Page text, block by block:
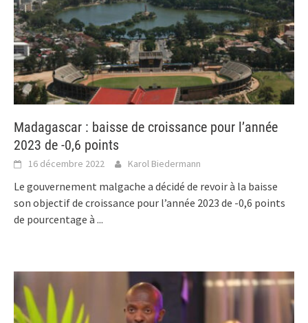
Madagascar : baisse de croissance pour l’année
2023 de -0,6 points
16 décembre 2022 Karol Biedermann
Le gouvernement malgache a décidé de revoir à la baisse
son objectif de croissance pour l’année 2023 de -0,6 points
de pourcentage à ...